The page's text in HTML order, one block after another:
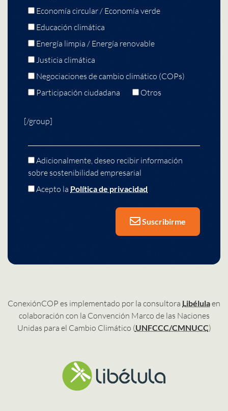
Economía circular / Economía verde
Educación climática
Energía limpia / Energía renovable
Justicia climática
Negociaciones de cambio climático (COPs)
Participación ciudadana
Otros
[/group]
Adicionalmente, deseo recibir información
sobre sostenibilidad empresarial
Acepto la Política de privacidad
Suscribirme
ConexiónCOP es implementado por la consultora Libélulaen
colaboración con la Convención Marco de las Naciones
Unidas para el Cambio Climático (UNFCCC/CMNUCC)